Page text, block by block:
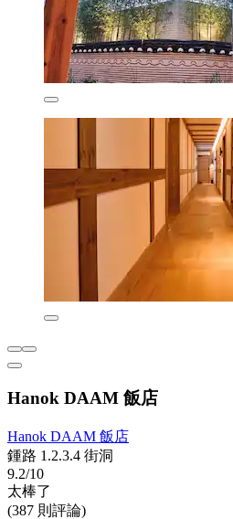
Hanok DAAM 飯店
Hanok DAAM 飯店
鍾路 1.2.3.4 街洞
9.2/10
太棒了
(387 則評論)